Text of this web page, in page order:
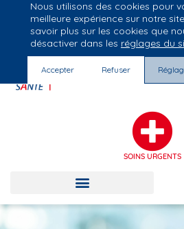
SOINS URGENTS
Nous utilisons des cookies pour
meilleure expérience sur notre
savoir plus sur les cookies que
désactiver dans les réglages du
Accepter Refuser